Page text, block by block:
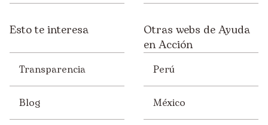
Esto te interesa
Transparencia
Blog
Otras webs de Ayuda
en Acción
Perú
México